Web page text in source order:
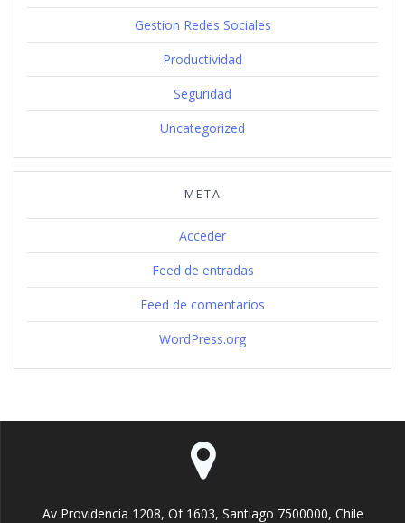
Gestion Redes Sociales
Productividad
Seguridad
Uncategorized
META
Acceder
Feed de entradas
Feed de comentarios
WordPress.org
Av Providencia 1208, Of 1603, Santiago 7500000, Chile